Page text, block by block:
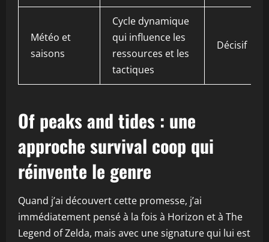
Météo et
saisons
Cycle dynamique
qui influence les
ressources et les
tactiques
Décisif
Of peaks and tides : une
approche survival coop qui
réinvente le genre
Quand j’ai découvert cette promesse, j’ai
immédiatement pensé à la fois à Horizon et à The
Legend of Zelda, mais avec une signature qui lui est